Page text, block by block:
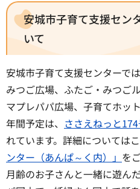
安城市子育て支援セン
いて
安城市子育て支援センターで
みつご広場、ふたご・みつご
マプレパパ広場、子育てホッ
年間予定は、 ささえねっと174
れています。詳細については
ンター（あんぱ～く内）」 を
月齢のお子さんと一緒に遊ん